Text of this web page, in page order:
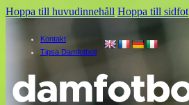
Hoppa till huvudinnehåll Hoppa till sidfot
Kontakt
Tipsa Damfotboll